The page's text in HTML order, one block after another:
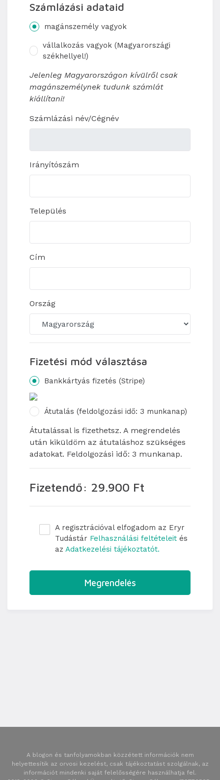
Számlázási adataid
magánszemély vagyok
vállalkozás vagyok (Magyarországi
székhellyel!)
Jelenleg Magyarországon kívülről csak
magánszemélynek tudunk számlát
kiállítani!
Számlázási név/Cégnév
Irányítószám
Település
Cím
Ország
Fizetési mód választása
Bankkártyás fizetés (Stripe)
Átutalás (feldolgozási idő: 3 munkanap)
Átutalással is fizethetsz. A megrendelés
után kiküldöm az átutaláshoz szükséges
adatokat. Feldolgozási idő: 3 munkanap.
Fizetendő: 29.900 Ft
A regisztrációval elfogadom az Eryr
Tudástár Felhasználási feltételeit és
az Adatkezelési tájékoztatót.
Megrendelés
A blogon és tanfolyamokban közzétett információk nem
helyettesítik az orvosi kezelést, csak tájékoztatást szolgálnak, az
információt mindenki saját felelősségére használhatja fel.